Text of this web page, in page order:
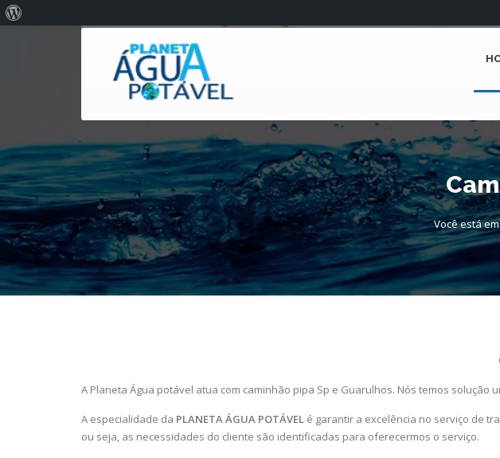
Você está
A Planeta Água potável atua com caminhão pipa Sp e Guarulhos. Nós temos
A especialidade da PLANETA ÁGUA POTÁVEL é garantir a excelência no serviço de
ou seja, as necessidades do cliente são identificadas para oferecermos o serviço.